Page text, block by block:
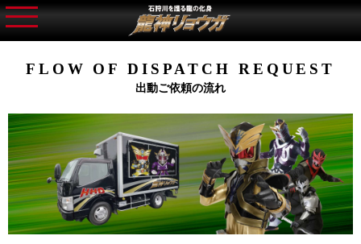
FLOW OF DISPATCH REQUEST
出動ご依頼の流れ